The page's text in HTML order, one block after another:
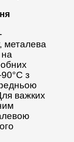
металева
з
важких